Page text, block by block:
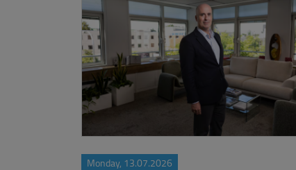
Monday, 13.07.2026